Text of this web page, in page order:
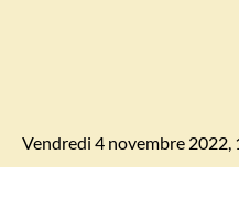
Vendredi 4 novembre 2022,